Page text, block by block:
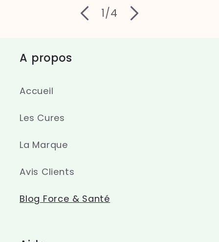
1/de
4
A propos
Accueil
Les Cures
La Marque
Avis Clients
Blog Force & Santé